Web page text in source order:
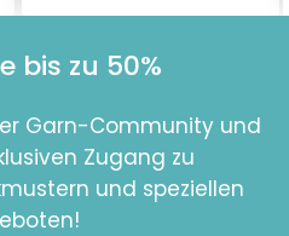
bis zu 50%
Garn-Community und
Zugang zu
und speziellen